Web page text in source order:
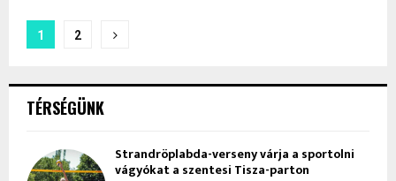
Bejegyzések
1 2
TÉRSÉGÜNK
Strandröplabda-verseny várja a sportolni
vágyókat a szentesi Tisza-parton